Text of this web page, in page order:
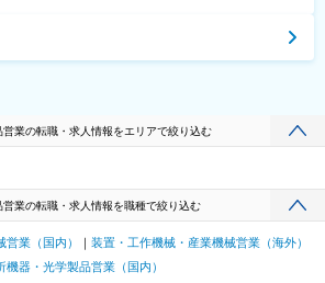
業の転職・求人情報をエリアで絞り込む
業の転職・求人情報を職種で絞り込む
業（国内）
装置・工作機械・産業機械営業（海外）
器・光学製品営業（国内）